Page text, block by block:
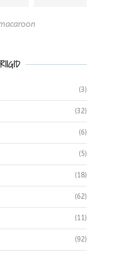
(3)
(32)
(6)
(5)
(18)
(62)
(11)
(92)